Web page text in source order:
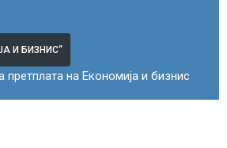
И БИЗНИС“
претплата на Економија и бизнис